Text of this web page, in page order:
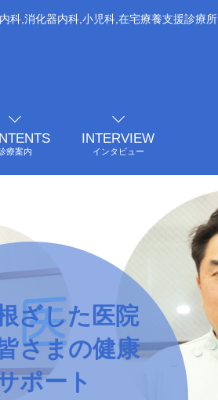
科,消化器内科,小児科,在宅療養支援診療所
療案内
INTERVIEW
インタビュー
ざした医院
さまの健康
ポート